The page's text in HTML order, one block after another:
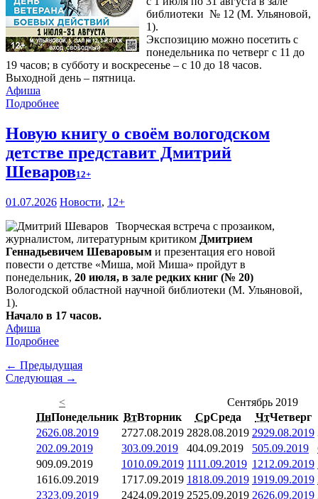
библиотеки № 12 (М. Ульяновой,
1).
Экспозицию можно посетить с
понедельника по четверг с 11 до
19 часов; в субботу и воскресенье – с 10 до 18 часов.
Выходной день – пятница.
Афиша
Подробнее
Новую книгу о своём вологодском
детстве представит Дмитрий
Шеваров12+
01.07.2026 Новости, 12+
Творческая встреча с прозаиком,
журналистом, литературным критиком Дмитрием
Геннадьевичем Шеваровым и презентация его новой
повести о детстве «Миша, мой Миша» пройдут в
понедельник, 20 июля, в зале редких книг (№ 20)
Вологодской областной научной библиотеки (М. Ульяновой,
1).
Начало в 17 часов.
Афиша
Подробнее
← Предыдущая
Следующая →
<
Сентябрь 2019
ПнПонедельник ВтВторник СрСреда ЧтЧетверг
2626.08.2019 2727.08.2019 2828.08.2019 2929.08.2019
202.09.2019 303.09.2019 404.09.2019 505.09.2019
909.09.2019 1010.09.2019 1111.09.2019 1212.09.2019
1616.09.2019 1717.09.2019 1818.09.2019 1919.09.2019
2323.09.2019 2424.09.2019 2525.09.2019 2626.09.2019